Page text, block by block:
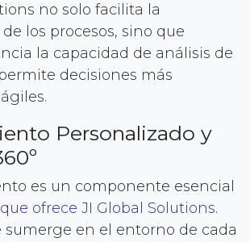
no solo facilita la
los procesos, sino que
la capacidad de análisis de
decisiones más
Personalizado y
es un componente esencial
ofrece JI Global Solutions.
sumerge en el entorno de cada